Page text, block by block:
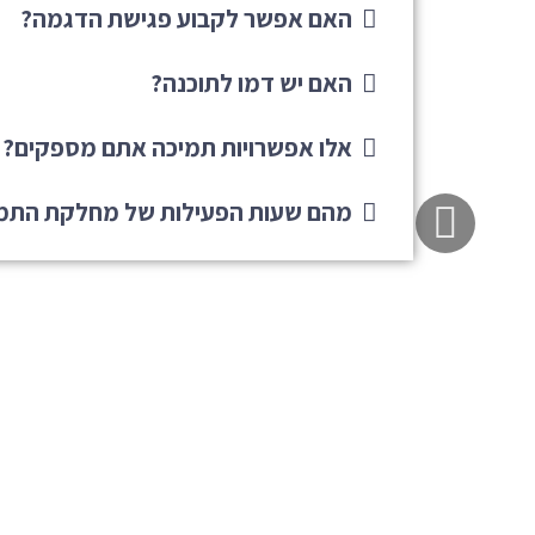
האם אפשר לקבוע פגישת הדגמה?
האם יש דמו לתוכנה?
אלו אפשרויות תמיכה אתם מספקים?
מהם שעות הפעילות של מחלקתגלילה
לראש